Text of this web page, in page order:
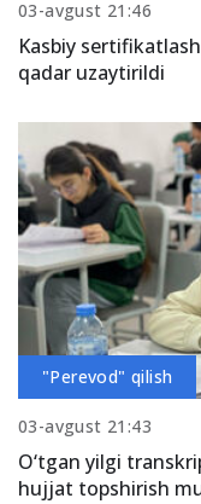
03-avgust 21:46
Kasbiy
qadar uzaytirildi
"Perevod" qilish
03-avgust 21:43
O‘tgan yilgi
hujjat topshirish